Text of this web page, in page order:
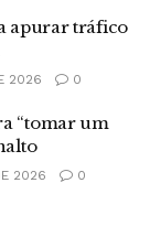
apurar tráfico
2026 0
“tomar um
2026 0